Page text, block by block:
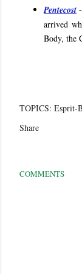
Pentecost
arrived
Body, the
TOPICS: Esprit-
Share
COMMENTS